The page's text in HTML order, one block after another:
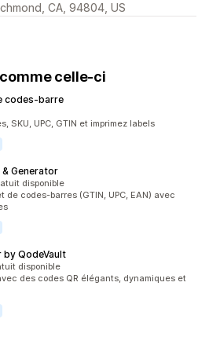
CA, 94804, US
celle-ci
codes‑barre
SKU, UPC, GTIN et imprimez labels
Generator
disponible
de codes-barres (GTIN, UPC, EAN) avec
by QodeVault
disponible
des codes QR élégants, dynamiques et